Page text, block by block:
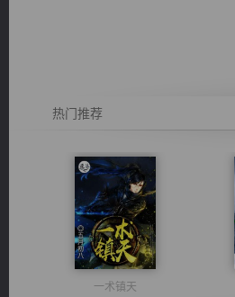
热门推荐
一术镇天